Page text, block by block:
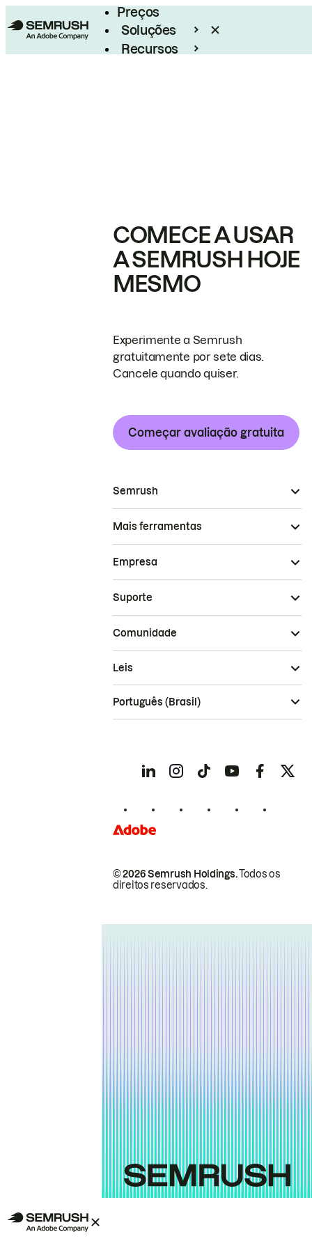
Preços
Soluções
Recursos
COMECE A USAR
A SEMRUSH HOJE
MESMO
Experimente a Semrush
gratuitamente por sete dias.
Cancele quando quiser.
Começar avaliação gratuita
Semrush
Mais ferramentas
Empresa
Suporte
Comunidade
© 2026 Semrush Holdings.Todos os
direitos reservados.
Leis
Português (Brasil)